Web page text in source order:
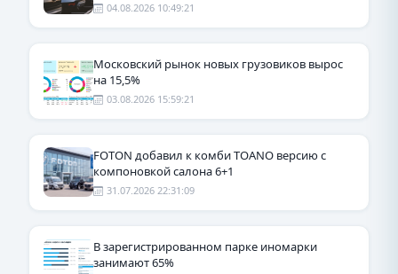
04.08.2026 10:49:21
Московский рынок новых грузовиков вырос
на 15,5%
03.08.2026 15:59:21
FOTON добавил к комби TOANO версию с
компоновкой салона 6+1
31.07.2026 22:31:09
В зарегистрированном парке иномарки
занимают 65%